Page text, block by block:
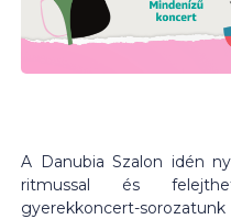
A Danubia Szalon idén
ritmussal és
gyerekkoncert-